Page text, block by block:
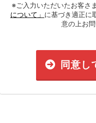
※ご入力いただいたお客さ
について」 に基づき適正に
意の上お
同意し